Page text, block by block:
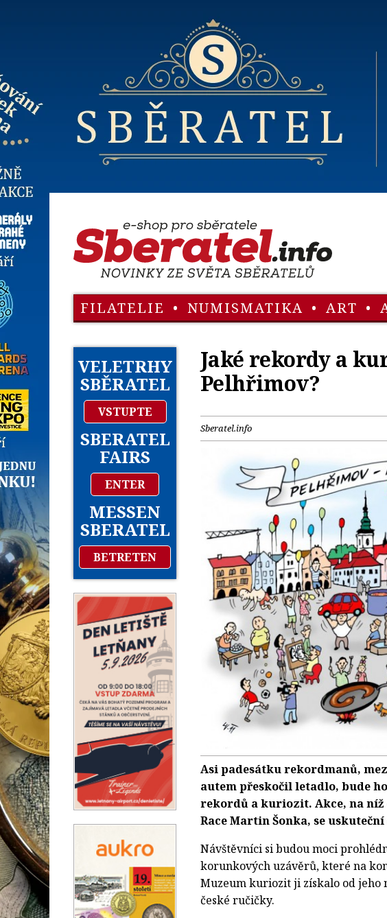
FILATELIE • NUMISMATIKA • ART •
VELETRHY
SBĚRATEL
VSTUPTE
SBERATEL
FAIRS
ENTER
MESSEN
SBERATEL
BETRETEN
Jaké rekordy a
Pelhřimov?
Sberatel.info
Asi padesátku rekordmanů,
autem přeskočil letadlo, bude
rekordů a kuriozit. Akce, na
Race Martin Šonka, se
Návštěvníci si budou moci
korunkových uzávěrů, které na
Muzeum kuriozit ji získalo od jeho
české ručičky.